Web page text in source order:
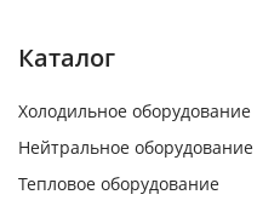
Каталог
Холодильное оборудование
Нейтральное оборудование
Тепловое оборудование